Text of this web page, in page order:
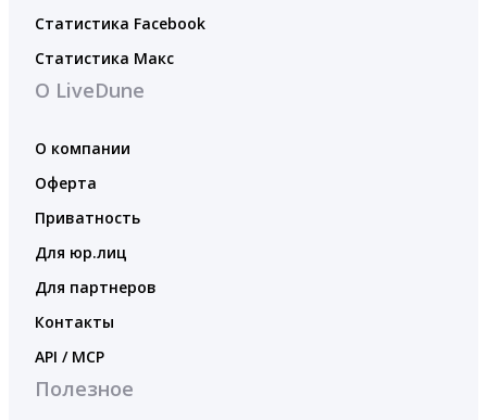
Статистика Facebook
Статистика Макс
О LiveDune
О компании
Оферта
Приватность
Для юр.лиц
Для партнеров
Контакты
API / MCP
Полезное